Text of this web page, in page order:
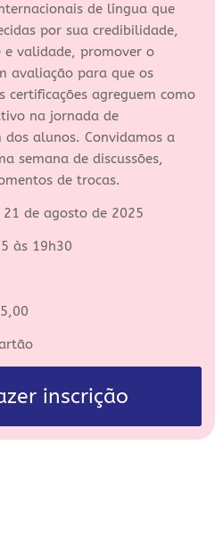
de língua que
por sua credibilidade,
e validade, promover o
avaliação para que os
certificações agreguem como
na jornada de
dos alunos. Convidamos a
semana de discussões,
de trocas.
21 de agosto de 2025
às 19h30
inscrição